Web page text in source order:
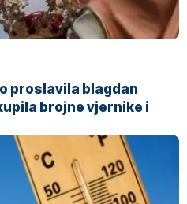
proslavila blagdan
brojne vjernike i